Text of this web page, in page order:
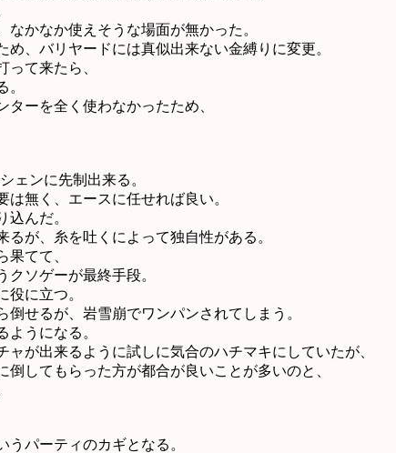
かなか使えそうな場面が無かった。
、バリヤードには真似出来ない金縛りに変更。
て来たら、
。
ーを全く使わなかったため、
ェンに先制出来る。
無く、エースに任せれば良い。
んだ。
が、糸を吐くによって独自性がある。
てて、
ソゲーが最終手段。
に立つ。
せるが、岩雪崩でワンパンされてしまう。
うになる。
が出来るように試しに気合のハチマキにしていたが、
してもらった方が都合が良いことが多いのと、
パーティのカギとなる。